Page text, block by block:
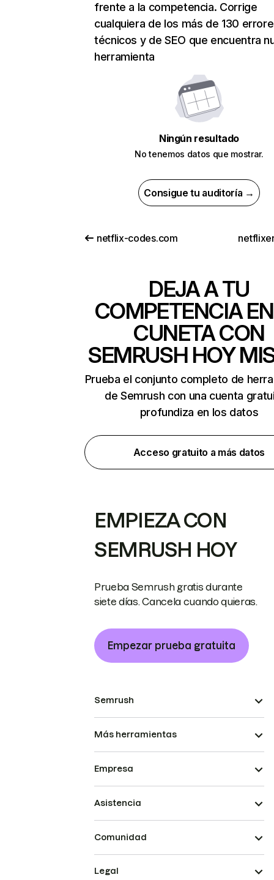
frente a la competencia. Corrige
cualquiera de los más de 130
técnicos y de SEO que encuentra
herramienta
Ningún resultado
No tenemos datos que mostrar.
Consigue tu auditoría →
netflix-codes.com
DEJA A TU
COMPETENCIA
CUNETA CON
SEMRUSH HOY
Prueba el conjunto completo de
de Semrush con una cuenta
profundiza en los datos
Acceso gratuito a más datos
EMPIEZA CON
SEMRUSH HOY
Prueba Semrush gratis durante
siete días. Cancela cuando quieras.
Empezar prueba gratuita
Semrush
Más herramientas
Empresa
Asistencia
Comunidad
Legal